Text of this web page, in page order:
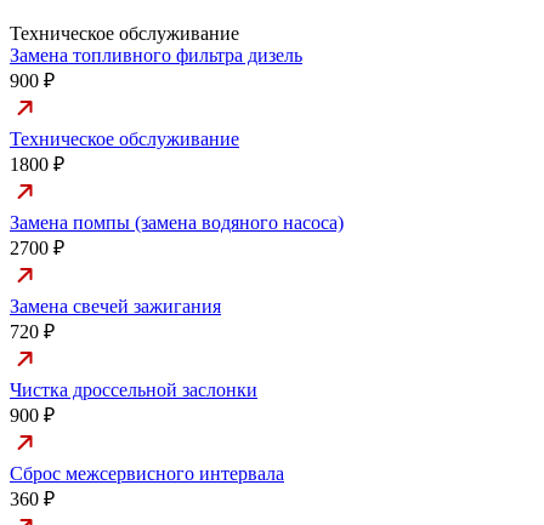
Техническое обслуживание
Замена топливного фильтра дизель
900 ₽
Техническое обслуживание
1800 ₽
Замена помпы (замена водяного насоса)
2700 ₽
Замена свечей зажигания
720 ₽
Чистка дроссельной заслонки
900 ₽
Сброс межсервисного интервала
360 ₽